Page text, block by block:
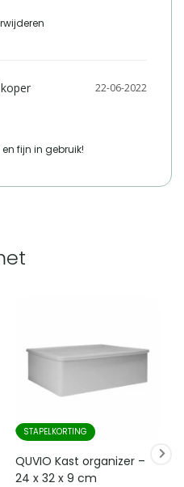
22-06-2022
fijn in gebruik!
STAPELKORTING
QUVIO Kast organizer –
24 x 32 x 9 cm